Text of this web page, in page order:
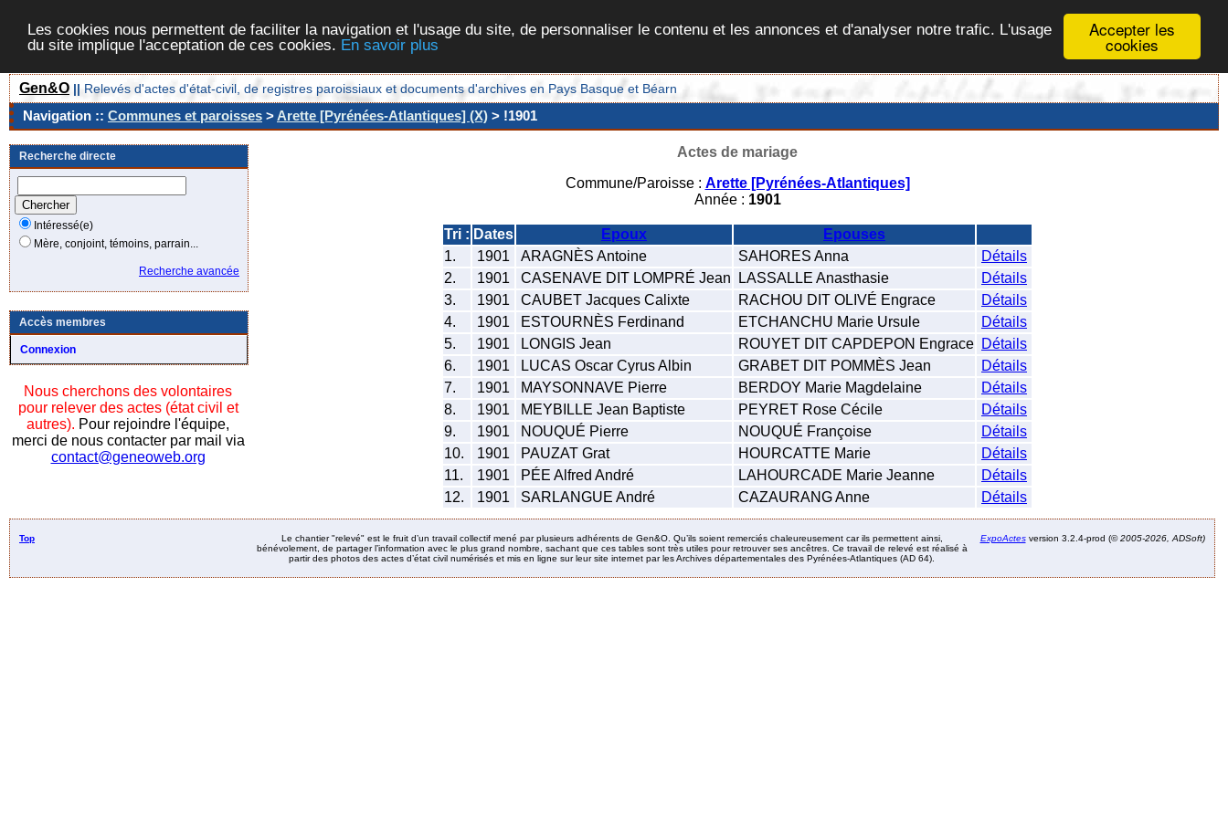
Accepter les
cookies
Les cookies nous permettent de faciliter la navigation et l'usage du site, de personnaliser le contenu et les annonces et d'analyser notre trafic. L'usage
du site implique l'acceptation de ces cookies. En savoir plus
Gen&O || Relevés d'actes d'état-civil, de registres paroissiaux et documents d'archives en Pays Basque et Béarn
Navigation :: Communes et paroisses >Arette [Pyrénées-Atlantiques] (X) > !1901
Recherche directe
Intéressé(e)
Mère, conjoint, témoins, parrain...
Recherche avancée
Accès membres
Connexion
Nous cherchons des volontaires
pour relever des actes (état civil et
autres). Pour rejoindre l'équipe,
merci de nous contacter par mail via
contact@geneoweb.org
Actes de mariage
Commune/Paroisse : Arette [Pyrénées-Atlantiques]
Année : 1901
Tri : Dates Epoux
Epouses
1.
1901 ARAGNÈS Antoine SAHORES Anna
Détails
2.
1901 CASENAVE DIT LOMPRÉ Jean LASSALLE Anasthasie
Détails
3.
1901 CAUBET Jacques Calixte RACHOU DIT OLIVÉ Engrace
Détails
4.
1901 ESTOURNÈS Ferdinand ETCHANCHU Marie Ursule
Détails
5.
1901 LONGIS Jean ROUYET DIT CAPDEPON Engrace Détails
6.
1901 LUCAS Oscar Cyrus Albin GRABET DIT POMMÈS Jean
Détails
7.
1901 MAYSONNAVE Pierre BERDOY Marie Magdelaine
Détails
8.
1901 MEYBILLE Jean Baptiste PEYRET Rose Cécile
Détails
9.
1901 NOUQUÉ Pierre NOUQUÉ Françoise
Détails
10.
1901 PAUZAT Grat HOURCATTE Marie
Détails
11.
1901 PÉE Alfred André LAHOURCADE Marie Jeanne
Détails
12.
1901 SARLANGUE André CAZAURANG Anne Détails
Top
Le chantier "relevé" est le fruit d’un travail collectif mené par plusieurs adhérents de Gen&O. Qu’ils soient remerciés chaleureusement car ils permettent ainsi,
bénévolement, de partager l’information avec le plus grand nombre, sachant que ces tables sont très utiles pour retrouver ses ancêtres. Ce travail de relevé est réalisé à
partir des photos des actes d’état civil numérisés et mis en ligne sur leur site internet par les Archives départementales des Pyrénées-Atlantiques (AD 64).
ExpoActesversion 3.2.4-prod (©2005-2026, ADSoft)